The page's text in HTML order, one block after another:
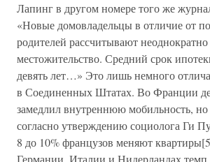
Лапинг в другом номере того же
«Новые домовладельцы в отличие от
родителей рассчитывают
местожительство. Средний срок
девять лет…» Это лишь немного
в Соединенных Штатах. Во Франции
замедлил внутреннюю мобильность,
согласно утверждению социолога Ги
8 до 10% французов меняют
Германии, Италии и Нидерландах темп